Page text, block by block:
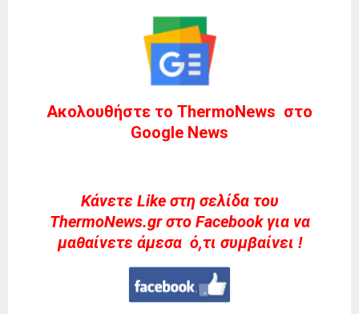
Ακολουθήστε το ThermoNews στο
Google News
Kάνετε Like στη σελίδα του
ThermoNews.gr στο Facebook για να
μαθαίνετε άμεσα ό,τι συμβαίνει !